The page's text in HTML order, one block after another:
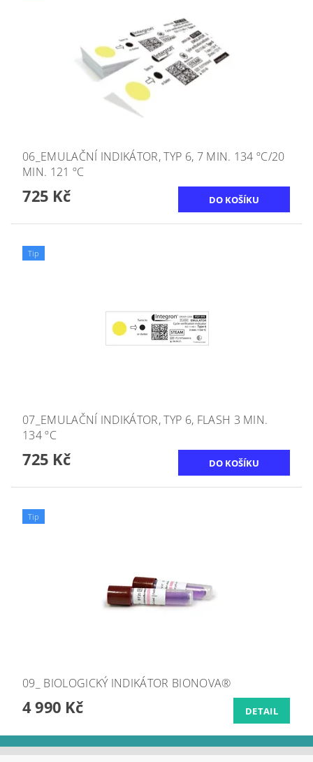
06_EMULAČNÍ INDIKÁTOR, TYP 6, 7 MIN. 134 ºC/20
MIN. 121 ºC
725 Kč
Tip
07_EMULAČNÍ INDIKÁTOR, TYP 6, FLASH 3 MIN.
134 ºC
725 Kč
Tip
09_ BIOLOGICKÝ INDIKÁTOR BIONOVA®
4 990 Kč DETAIL